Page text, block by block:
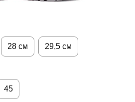
28 см 29,5 см
45